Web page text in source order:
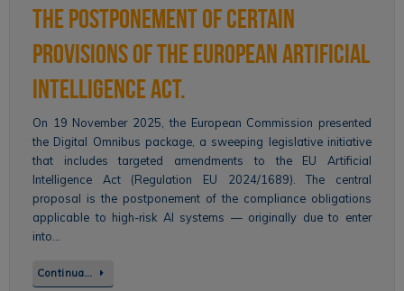
the Postponement of Certain
Provisions of the European Artificial
Intelligence Act.
On 19 November 2025, the European Commission presented
the Digital Omnibus package, a sweeping legislative initiative
that includes targeted amendments to the EU Artificial
Intelligence Act (Regulation EU 2024/1689). The central
proposal is the postponement of the compliance obligations
applicable to high-risk AI systems — originally due to enter
into…
Continua…